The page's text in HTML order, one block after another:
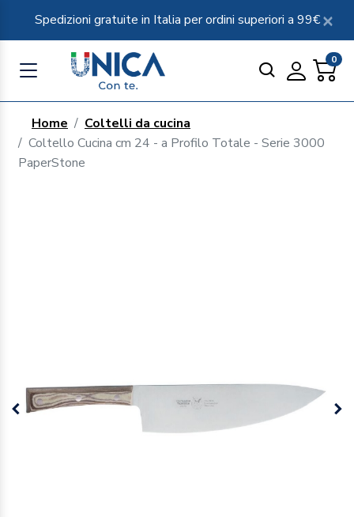
Spedizioni gratuite in Italia per ordini superiori a 99€
0
Home
Coltelli da cucina
Coltello Cucina cm 24 - a Profilo Totale - Serie 3000
PaperStone